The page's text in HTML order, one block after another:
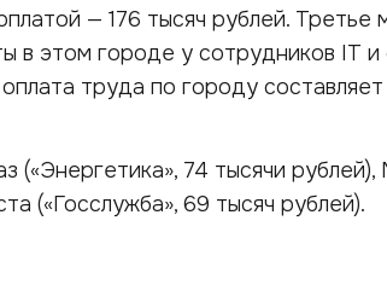
— 176 тысяч рублей. Третье
в этом городе у сотрудников IT и
труда по городу составляет
(«Энергетика», 74 тысячи рублей),
(«Госслужба», 69 тысяч рублей).